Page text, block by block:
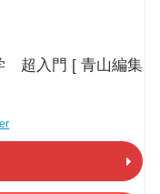
超入門 [ 青山編集